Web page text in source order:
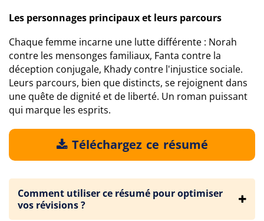
Les personnages principaux et leurs parcours
Chaque femme incarne une lutte différente : Norah
contre les mensonges familiaux, Fanta contre la
déception conjugale, Khady contre l'injustice sociale.
Leurs parcours, bien que distincts, se rejoignent dans
une quête de dignité et de liberté. Un roman puissant
qui marque les esprits.
Téléchargez ce résumé
Comment utiliser ce résumé pour optimiser
vos révisions ?